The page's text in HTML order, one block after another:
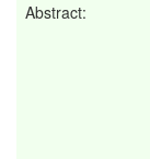
Abstract: